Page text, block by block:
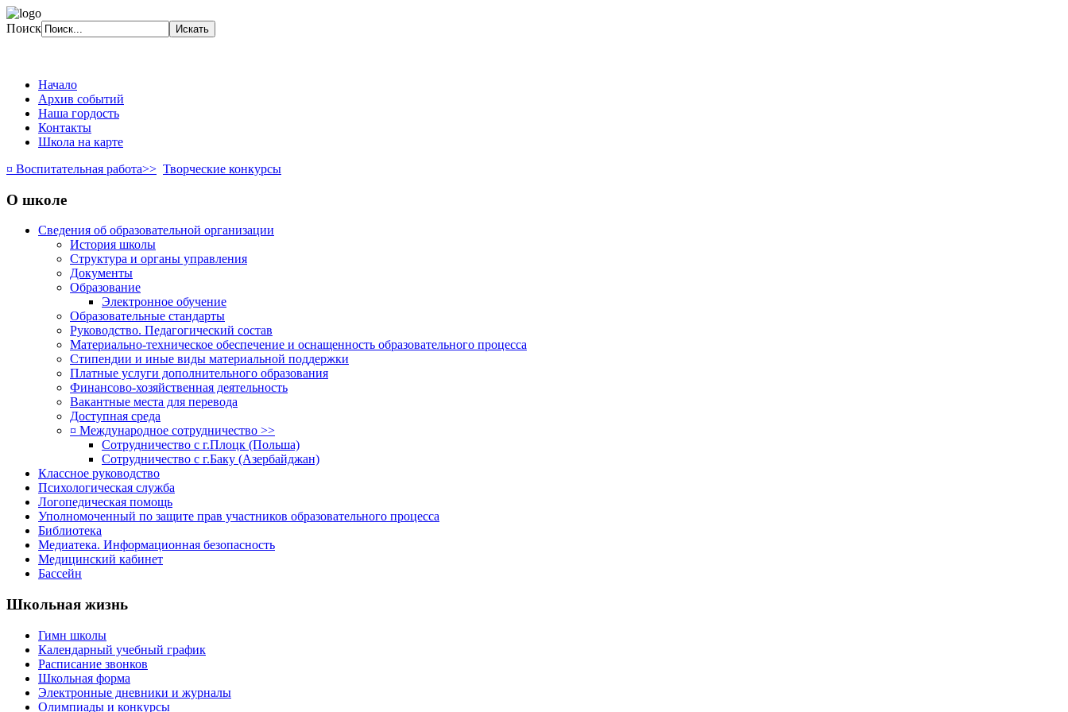
Поиск
Начало
Архив событий
Наша гордость
Контакты
Школа на карте
¤ Воспитательная работа>> Творческие конкурсы
О школе
Сведения об образовательной организации
История школы
Структура и органы управления
Документы
Образование
Электронное обучение
Образовательные стандарты
Руководство. Педагогический состав
Материально-техническое обеспечение и оснащенность образовательного процесса
Стипендии и иные виды материальной поддержки
Платные услуги дополнительного образования
Финансово-хозяйственная деятельность
Вакантные места для перевода
Доступная среда
¤ Международное сотрудничество >>
Сотрудничество с г.Плоцк (Польша)
Сотрудничество с г.Баку (Азербайджан)
Классное руководство
Психологическая служба
Логопедическая помощь
Уполномоченный по защите прав участников образовательного процесса
Библиотека
Медиатека. Информационная безопасность
Медицинский кабинет
Бассейн
Школьная жизнь
Гимн школы
Календарный учебный график
Расписание звонков
Школьная форма
Электронные дневники и журналы
Олимпиады и конкурсы